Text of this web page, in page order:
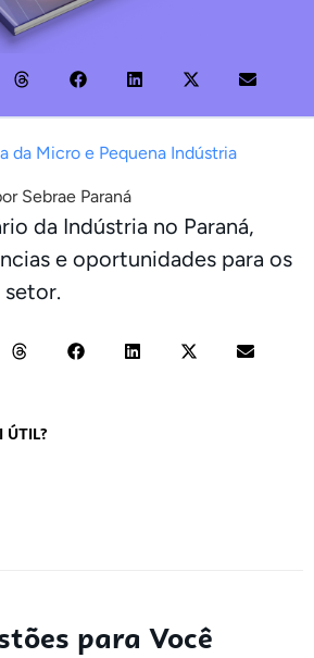
da Indústria no Paraná,
e oportunidades para os
setor.
da Micro e Pequena Indústria
Sebrae Paraná
ÚTIL?
para Você